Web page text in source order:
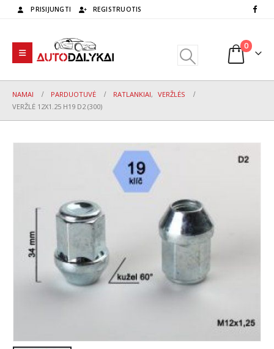
PRISIJUNGTI REGISTRUOTIS
0
NAMAI PARDUOTUVĖ RATLANKIAI, VERŽLĖS
VERŽLĖ 12X1.25 H19 D2 (300)